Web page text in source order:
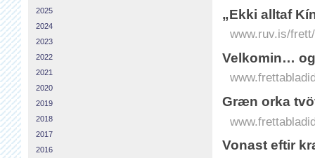
„Ekki alltaf
www.ruv.is/
Velkomin…
Græn orka
Vonast eftir
2025
2024
2023
2022
2021
2020
2019
2018
2017
2016